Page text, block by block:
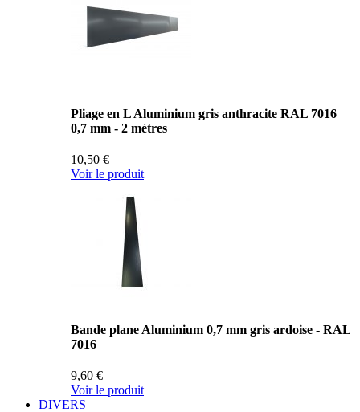
Pliage en L Aluminium gris anthracite RAL 7016
0,7 mm - 2 mètres
10,50 €
Voir le produit
Bande plane Aluminium 0,7 mm gris ardoise - RAL
7016
9,60 €
Voir le produit
DIVERS